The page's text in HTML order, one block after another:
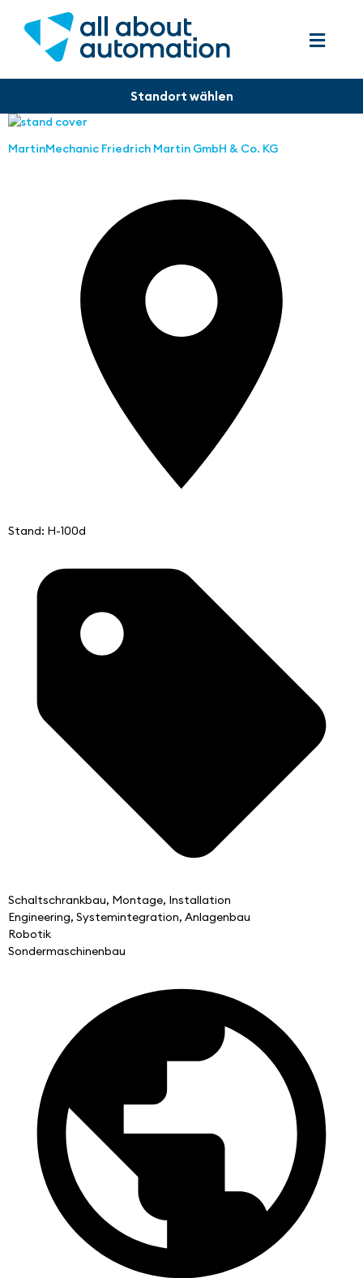
MartinMechanic Friedrich Martin GmbH & Co. KG
Stand: H-100d
Schaltschrankbau, Montage, Installation
Engineering, Systemintegration, Anlagenbau
Robotik
Sondermaschinenbau